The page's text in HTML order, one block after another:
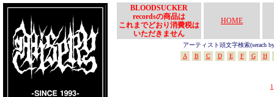
BLOODSUCKER
recordsの商品は
これまでどおり消費税は
いただきません
HOME
アーティスト頭文字検索(serach
A
B C D E F G H
1